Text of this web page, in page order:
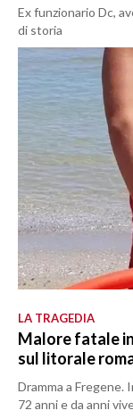
Ex funzionario Dc,
di storia
LA TRAGEDIA
Malore fatale
sul litorale
Dramma a
72 anni e da anni